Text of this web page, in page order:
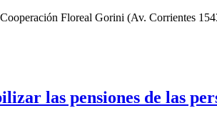
Floreal Gorini (Av. Corrientes
las pensiones de las